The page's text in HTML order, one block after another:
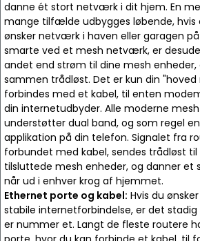
danne ét stort netværk i dit hjem. En
mange tilfælde udbygges løbende, hvis
ønsker netværk i haven eller garagen
smarte ved et mesh netværk, er
andet end strøm til dine mesh
sammen trådløst. Det er kun din "hoved
forbindes med et kabel, til enten
din internetudbyder. Alle moderne
understøtter dual band, og som regel
applikation på din telefon. Signalet fra
forbundet med kabel, sendes trådløst
tilsluttede mesh enheder, og danner
når ud i enhver krog af hjemmet.
Ethernet porte og kabel: Hvis du
stabile internetforbindelse, er det stadig
er nummer et. Langt de fleste routere